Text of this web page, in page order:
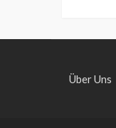
Über Uns